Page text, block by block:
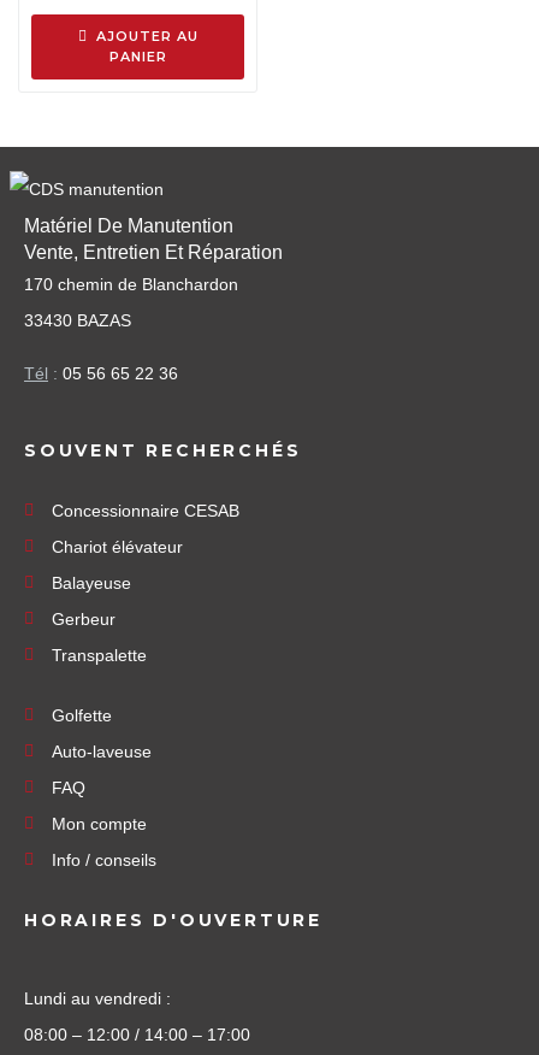
AJOUTER AU
PANIER
Matériel De Manutention
Vente, Entretien Et Réparation
170 chemin de Blanchardon
33430 BAZAS
Tél : 05 56 65 22 36
SOUVENT RECHERCHÉS
Concessionnaire CESAB
Chariot élévateur
Balayeuse
Gerbeur
Transpalette
Golfette
Auto-laveuse
FAQ
Mon compte
Info / conseils
HORAIRES D'OUVERTURE
Lundi au vendredi :
08:00 – 12:00 / 14:00 – 17:00